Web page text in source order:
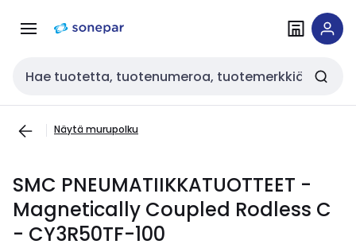
navigointiinsisältöön
Haku
Näytä murupolku
SMC PNEUMATIIKKATUOTTEET -
Magnetically Coupled Rodless C
- CY3R50TF-100